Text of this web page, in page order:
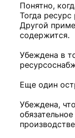
Понятно,
Тогда
Другой
содержится.
Убеждена в
Еще один
Убеждена,